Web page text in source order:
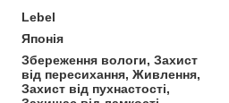
Lebel
Японія
Збереження вологи, Захист
від пересихання, Живлення,
Захист від пухнастості,